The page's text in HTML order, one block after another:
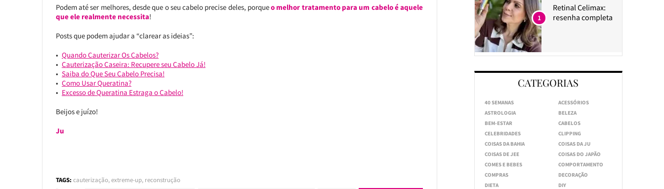
Podem até ser melhores, desde que o seu cabelo precise deles, porqueo melhor tratamento para um cabelo é aquele
que ele realmente necessita!
Posts que podem ajudar a “clarear as ideias”:
Quando Cauterizar Os Cabelos?
Cauterização Caseira: Recupere seu Cabelo Já!
Saiba do Que Seu Cabelo Precisa!
Como Usar Queratina?
Excesso de Queratina Estraga o Cabelo!
Beijos e juízo!
Ju
TAGS: cauterização,extreme-up, reconstrução
Retinal Celimax:
resenha completa
1
CATEGORIAS
40 SEMANAS
ACESSÓRIOS
ASTROLOGIA
BELEZA
BEM-ESTAR
CABELOS
CELEBRIDADES
CLIPPING
COISAS DA BAHIA
COISAS DA JU
COISAS DE JEE
COISAS DO JAPÃO
COMES E BEBES
COMPORTAMENTO
COMPRAS
DECORAÇÃO
DIETA
DIY